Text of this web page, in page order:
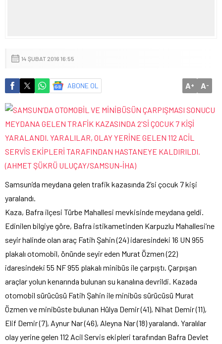
14 ŞUBAT 2016 16:55
ABONE OL A+ A-
Samsun’da meydana gelen trafik kazasında 2’si çocuk 7 kişi
yaralandı.
Kaza, Bafra ilçesi Türbe Mahallesi mevkisinde meydana geldi.
Edinilen bilgiye göre, Bafra istikametinden Karpuzlu Mahallesi’ne
seyir halinde olan araç Fatih Şahin (24) idaresindeki 16 UN 955
plakalı otomobil, önünde seyir eden Murat Özmen (22)
idaresindeki 55 NF 955 plakalı minibüs ile çarpıştı. Çarpışan
araçlar yolun kenarında bulunan su kanalına devrildi. Kazada
otomobil sürücüsü Fatih Şahin ile minibüs sürücüsü Murat
Özmen ve minibüste bulunan Hülya Demir (41), Nihat Demir (11),
Elif Demir (7), Aynur Nar (46), Aleyna Nar (18) yaralandı. Yaralılar
olay yerine gelen 112 Acil Servis ekipleri tarafından Bafra Devlet